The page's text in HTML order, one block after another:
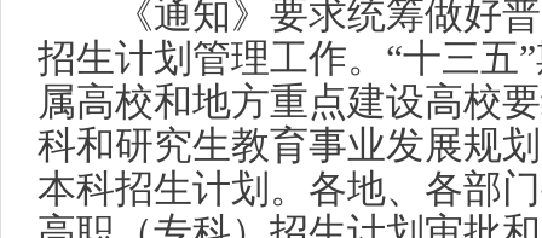
《通知》要求统筹做好普
招生计划管理工作。“十三五
属高校和地方重点建设高校
科和研究生教育事业发展规
本科招生计划。各地、各部